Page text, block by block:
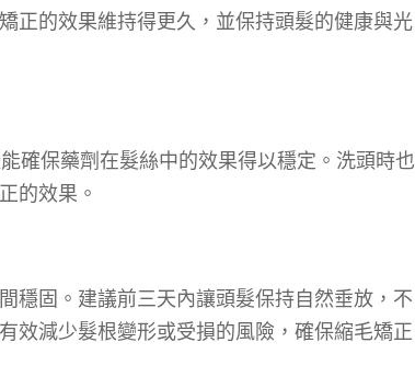
正的效果維持得更久，並保持頭髮的健康與光
確保藥劑在髮絲中的效果得以穩定。洗頭時也
的效果。
穩固。建議前三天內讓頭髮保持自然垂放，不
效減少髮根變形或受損的風險，確保縮毛矯正